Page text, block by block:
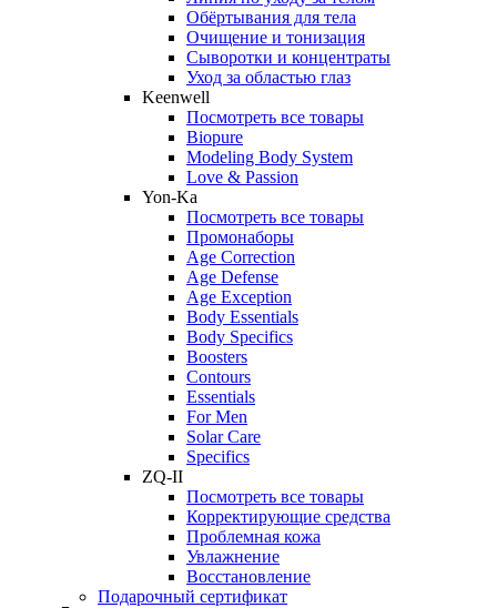
Обёртывания для тела
Очищение и тонизация
Сыворотки и концентраты
Уход за областью глаз
Keenwell
Посмотреть все товары
Biopure
Modeling Body System
Love & Passion
Yon-Ka
Посмотреть все товары
Промонаборы
Age Correction
Age Defense
Age Exception
Body Essentials
Body Specifics
Boosters
Contours
Essentials
For Men
Solar Care
Specifics
ZQ-II
Посмотреть все товары
Корректирующие средства
Проблемная кожа
Увлажнение
Восстановление
Подарочный сертификат